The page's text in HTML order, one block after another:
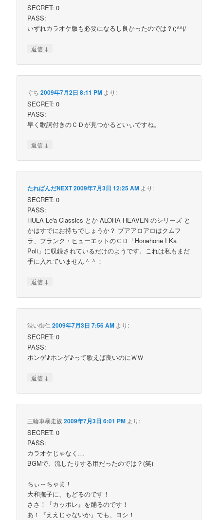
SECRET: 0
PASS:
いずれカラオケ版も必要になるし良かったのでは？(;^^)/
返信 ↓
ぐち 2009年7月2日 8:11 PM より:
SECRET: 0
PASS:
早く歌詞付きのＣＤが見つかるといぃですね。
返信 ↓
たれぱんだNEXT2009年7月3日 12:25 AM より:
SECRET: 0
PASS:
HULA Le'a Classics とか ALOHA HEAVEN のシリーズ と
かはすでにお持ちでしょうか？ プアアロアロはクムフ
ラ、フランク・ヒューエットのＣＤ「Honehone I Ka
Poli」に収録されているだけのようです。これは私もまだ
手に入れていません＾＾；
返信 ↓
渋い御仁 2009年7月3日 7:56 AM より:
SECRET: 0
PASS:
ホンゲ♪ホンゲ♪って歌えば良いのにＷＷ
返信 ↓
三輪車暴走族2009年7月3日 6:01 PM より:
SECRET: 0
PASS:
カラオケじゃなく…
BGMで、流したりする用だったのでは？(笑)
ちぃ～ちゃま！
大和撫子に、もどるのです！
ささ！『カッポレ』を踊るのです！
あ！『ええじゃないか』でも、ヨシ！